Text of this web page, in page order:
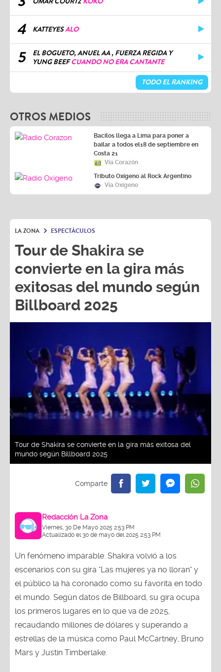
4 KATTEYESALO
5
EL BOGUETO, ANUEL AA , FUERZA REGIDA Y
YUNG BEEFCUANDO NO ERA CANTANTE
TODO EL RANKING
OTROS MEDIOS
Bacilos llega a Lima para poner a
bailar a todos el18 de septiembre en
Costa 21
Vía Corazón
Tributo Oxígeno al Rock Argentino
Vía Oxígeno
LA ZONA ESPECTÁCULOS
Tour de Shakira se
convierte en la gira más
exitosas del mundo según
Billboard 2025
Tour de Shakira se convierte en la gira más exitosa del
mundo según Billboard 2025
Redacción La Zona
Viernes, 30 De Mayo 2025 2:53 PM
Actualizado el 30 de mayo del 2025 2:53 PM
Un fenómeno imparable. Shakira volvió a los
escenarios con su gira "Las mujeres ya no lloran" y
el público la ha coronado como su favorita en todo
el mundo. Según datos de Billboard, su gira ocupa
los primeros lugares en lo que va de 2025,
recaudando millones de dólares y superando a
estrellas de la música como Paul McCartney, Bruno
Mars y Justin Timberlake.